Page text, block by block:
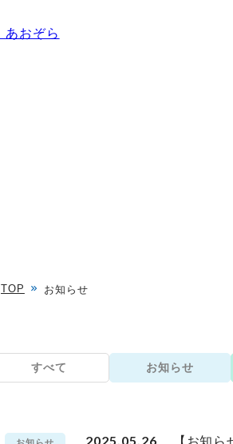
TOP お知らせ
すべて お知らせ
2025.05.26 【お知